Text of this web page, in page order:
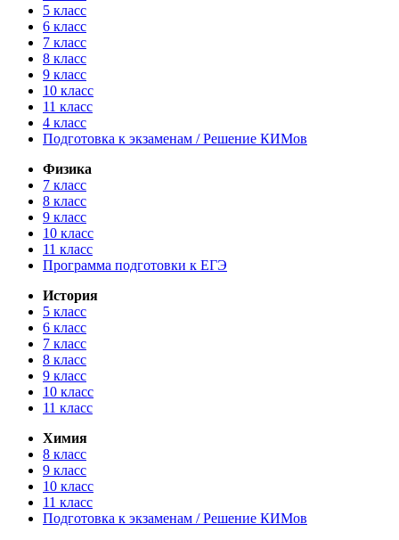
5 класс
6 класс
7 класс
8 класс
9 класс
10 класс
11 класс
4 класс
Подготовка к экзаменам / Решение КИМов
Физика
7 класс
8 класс
9 класс
10 класс
11 класс
Программа подготовки к ЕГЭ
История
5 класс
6 класс
7 класс
8 класс
9 класс
10 класс
11 класс
Химия
8 класс
9 класс
10 класс
11 класс
Подготовка к экзаменам / Решение КИМов